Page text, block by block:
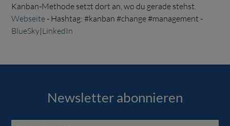
Kanban-Methode setzt dort an, wo du gerade stehst.
Webseite- Hashtag: #kanban #change #management -
BlueSky|LinkedIn
Newsletter abonnieren